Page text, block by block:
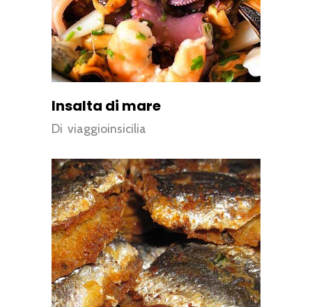
Insalta di mare
Di viaggioinsicilia